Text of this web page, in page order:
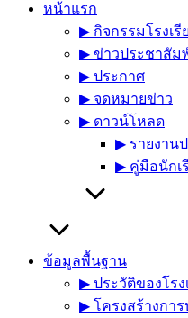
หน้าแรก
▶︎ กิจกรรมโรงเรี
▶︎ ข่าวประชาสัม
▶︎ ประกาศ
▶︎ จดหมายข่าว
▶︎ ดาวน์โหลด
▶︎ รายงาน
▶︎ คู่มือนักเ
ข้อมูลพื้นฐาน
▶︎ ประวัติของโรง
▶︎ โครงสร้างการ